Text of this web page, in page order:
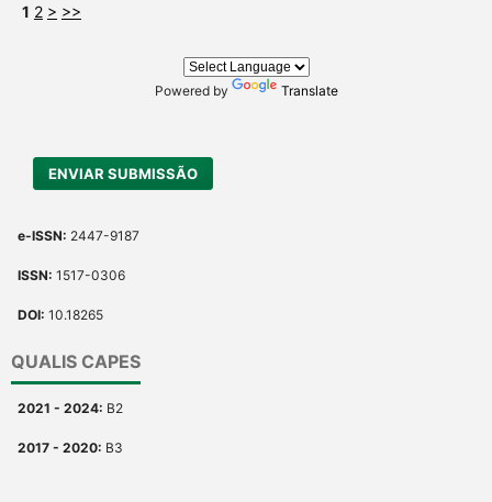
1 2 > >>
Powered by Translate
ENVIAR SUBMISSÃO
e-ISSN: 2447-9187
ISSN: 1517-0306
DOI: 10.18265
QUALIS CAPES
2021 - 2024: B2
2017 - 2020: B3